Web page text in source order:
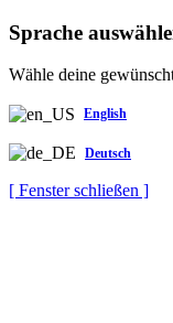
Sprache
Wähle deine
English
Deutsch
[ Fenster schließen ]